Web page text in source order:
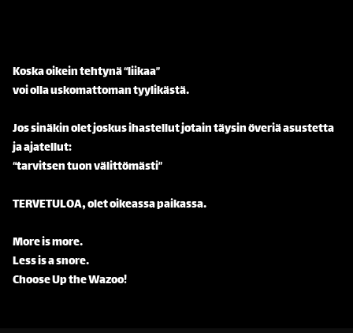
Koska oikein tehtynä “liikaa”
voi olla uskomattoman tyylikästä.
Jos sinäkin olet joskus ihastellut jotain täysin överiä asustetta
ja ajatellut:
“tarvitsen tuon välittömästi”
TERVETULOA, olet oikeassa paikassa.
More is more.
Less is a snore.
Choose Up the Wazoo!